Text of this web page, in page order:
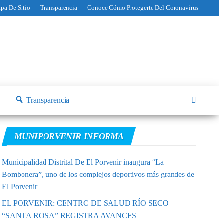
De Sitio Transparencia Conoce Cómo Protegerte Del Coronavirus
Transparencia
MUNIPORVENIR INFORMA
Municipalidad Distrital De El Porvenir inaugura “La
Bombonera”, uno de los complejos deportivos más grandes de
El Porvenir
EL PORVENIR: CENTRO DE SALUD RÍO SECO
“SANTA ROSA” REGISTRA AVANCES